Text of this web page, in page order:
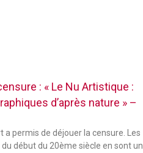
: « Le Nu Artistique :
d’après nature » –
a permis de déjouer la censure. Les
du début du 20ème siècle en sont un